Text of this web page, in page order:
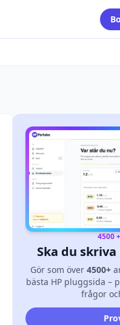
4500
Ska du skriva
Gör som över 4500+
bästa HP pluggsida –
frågor